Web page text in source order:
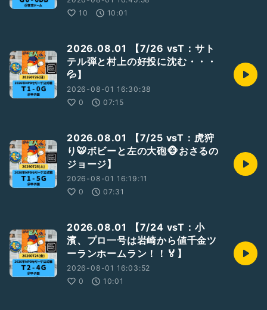
④サポートポッドキャスト
もっと！週末のポッドキャスター
https://stand.fm/channels/5f420a11907968e29deb63ee
⑤声日記
zaboのマイクブルペン
▼
https://listen.style/p/zabo06/czqzuiie
GiantsCastアーカイブ(年一更新)
▼
https://podcasts.apple.com/jp/podcast/giantscast%E3%
82%A2%E3%83%BC%E3%82%AB%E3%82%A4%E3%83%
96/id1743613308
10
10:01
2026.08.01 【7/26 vsT：サト
テル弾と村上の好投に沈む・・・
💦】
2026-08-01 16:30:38
0
07:15
2026.08.01 【7/25 vsT：虎狩
り🐯ボビーと左の大砲🐵おさるの
ジョージ】
2026-08-01 16:19:11
0
07:31
2026.08.01 【7/24 vsT：小
濱、プロ一号は岩崎から値千金ツ
ーランホームラン！！🏅】
2026-08-01 16:03:52
0
10:01